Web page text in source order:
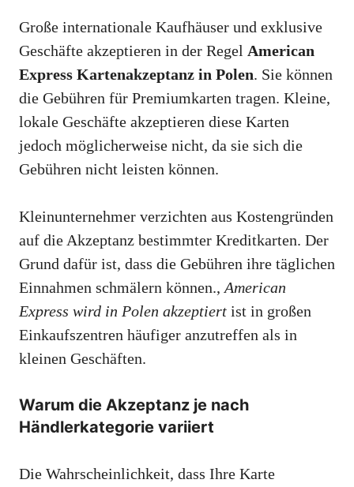
Große internationale Kaufhäuser und exklusive
Geschäfte akzeptieren in der Regel American
Express Kartenakzeptanz in Polen. Sie können
die Gebühren für Premiumkarten tragen. Kleine,
lokale Geschäfte akzeptieren diese Karten
jedoch möglicherweise nicht, da sie sich die
Gebühren nicht leisten können.
Kleinunternehmer verzichten aus Kostengründen
auf die Akzeptanz bestimmter Kreditkarten. Der
Grund dafür ist, dass die Gebühren ihre täglichen
Einnahmen schmälern können., American
Express wird in Polen akzeptiert ist in großen
Einkaufszentren häufiger anzutreffen als in
kleinen Geschäften.
Warum die Akzeptanz je nach
Händlerkategorie variiert
Die Wahrscheinlichkeit, dass Ihre Karte